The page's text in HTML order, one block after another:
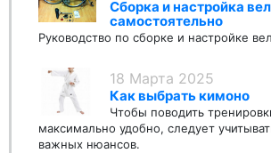
Сборка и настройка
самостоятельно
Руководство по сборке и настройке
18 Марта 2025
Как выбрать кимоно
Чтобы поводить
максимально удобно, следует
важных нюансов.